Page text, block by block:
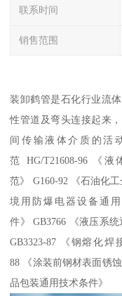
联系时间
销售范围
装卸鹤管是石化行业流
性管道及弯头连接起来
间传输液体介质的活
范 HG/T21608-96 《
范》 G160-92 《石油化
境用防爆电器设备通
件》 GB3766 《液压系
GB3323-87 《钢熔化
88 《涂装前钢材表面锈
品包装通用技术条件》